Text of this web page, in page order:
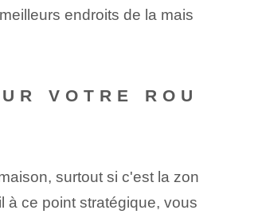
endroits de la mais
VOTRE ROU
surtout si c'est la zon
à ce point stratégique, vous